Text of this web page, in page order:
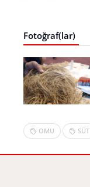
Fotoğraf(lar)
OMU SÜT